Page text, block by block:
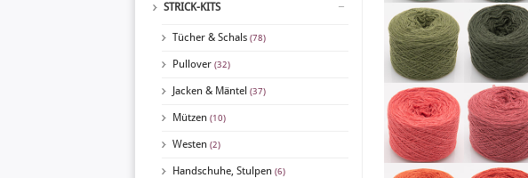
STRICK-KITS
Tücher & Schals (78)
Pullover (32)
Jacken & Mäntel (37)
Mützen (10)
Westen (2)
Handschuhe, Stulpen (6)